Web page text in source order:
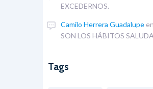
EXCEDERNOS.
Camilo Herrera Guadalupe en
SON LOS HÁBITOS
Tags